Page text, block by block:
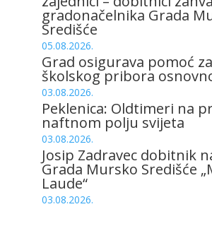
gradonačelnika Grada
Središće
05.08.2026.
Grad osigurava pomoć
školskog pribora
03.08.2026.
Peklenica: Oldtimeri na
naftnom polju svijeta
03.08.2026.
Josip Zadravec dobitnik
Grada Mursko Središće
Laude“
03.08.2026.